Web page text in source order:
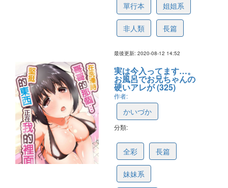
單行本 姐姐系
非人類 長篇
最後更新: 2020-08-12 14:52
実は今入ってます…。
お風呂でお兄ちゃんの
硬いアレが (325)
作者:
かいづか
分類:
全彩 長篇
妹妹系